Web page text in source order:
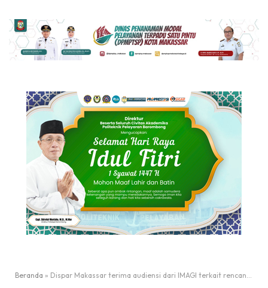
Beranda » Dispar Makassar terima audiensi dari IMAGI terkait rencana pelaksanaan Makassar Pop